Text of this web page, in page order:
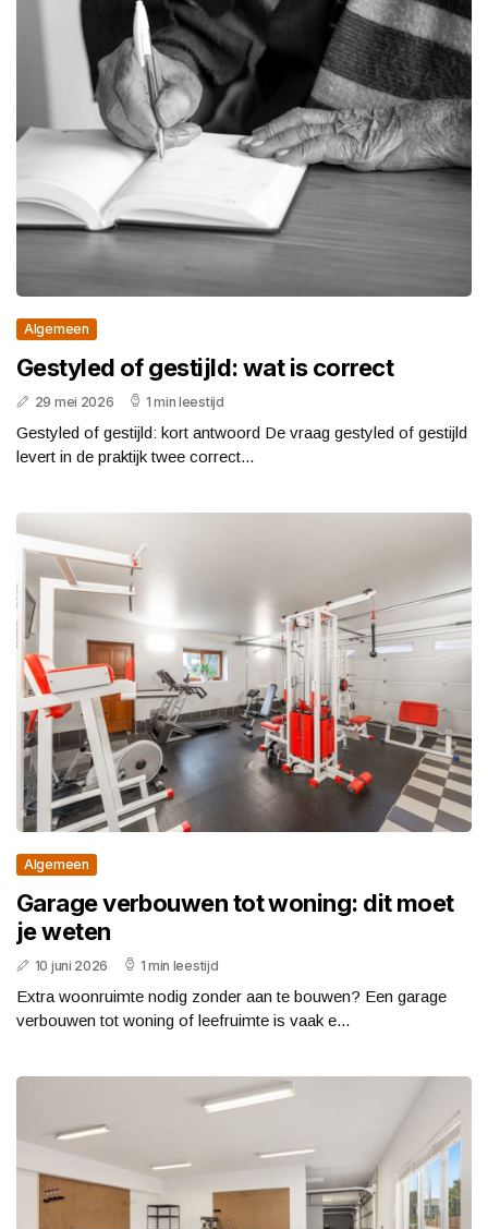
Algemeen
Gestyled of gestijld: wat is correct
29 mei 2026 1 min leestijd
Gestyled of gestijld: kort antwoord De vraag gestyled of gestijld
levert in de praktijk twee correct...
Algemeen
Garage verbouwen tot woning: dit moet
je weten
10 juni 2026 1 min leestijd
Extra woonruimte nodig zonder aan te bouwen? Een garage
verbouwen tot woning of leefruimte is vaak e...